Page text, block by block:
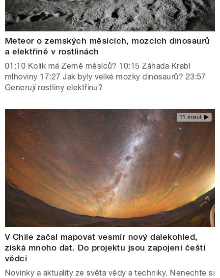
Meteor o zemských měsících, mozcích dinosaurů
a elektřině v rostlinách
01:10 Kolik má Země měsíců? 10:15 Záhada Krabí
mlhoviny 17:27 Jak byly velké mozky dinosaurů? 23:57
Generují rostliny elektřinu?
11 minut
V Chile začal mapovat vesmír nový dalekohled,
získá mnoho dat. Do projektu jsou zapojeni čeští
vědci
Novinky a aktuality ze světa vědy a techniky. Nenechte si